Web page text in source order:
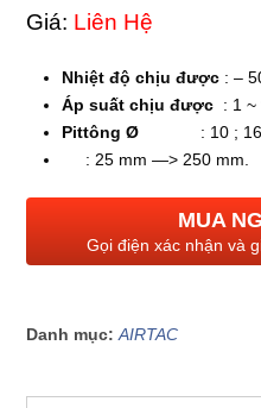
Giá: Liên Hệ
Nhiệt độ chịu được : –
Áp suất chịu được : 1 ~
Pittông Ø
: 10 ; 16
: 25 mm —> 250 mm.
MUA
Gọi điện xác nhận và
Danh mục:AIRTAC